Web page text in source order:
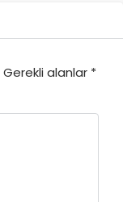
Gerekli alanlar *